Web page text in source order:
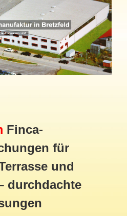
Finca-
für
und
durchdachte